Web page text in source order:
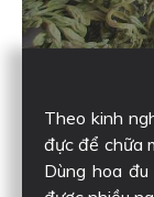
Theo kinh
đực để chữa
Dùng hoa